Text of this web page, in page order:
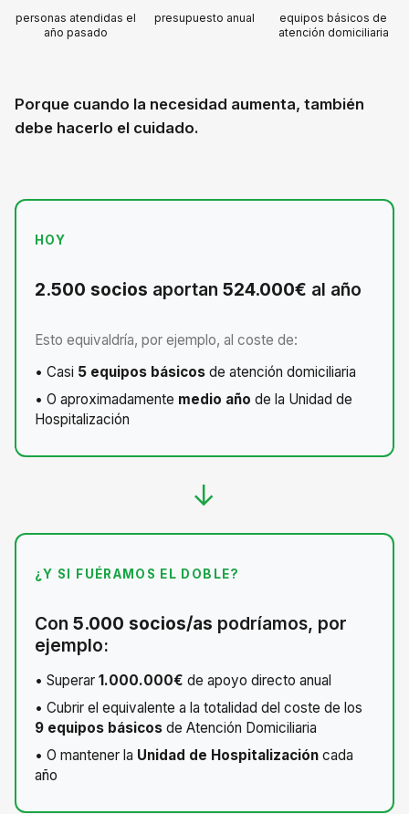
personas atendidas el
año pasado
presupuesto anual
equipos básicos de
atención domiciliaria
Porque cuando la necesidad aumenta, también
debe hacerlo el cuidado.
HOY
2.500 socios aportan 524.000€ al año
Esto equivaldría, por ejemplo, al coste de:
• Casi 5 equipos básicos de atención domiciliaria
• O aproximadamente medio año de la Unidad de
Hospitalización
→
¿Y SI FUÉRAMOS EL DOBLE?
Con 5.000 socios/as podríamos, por
ejemplo:
• Superar 1.000.000€ de apoyo directo anual
• Cubrir el equivalente a la totalidad del coste de los
9 equipos básicos de Atención Domiciliaria
• O mantener la Unidad de Hospitalización cada
año